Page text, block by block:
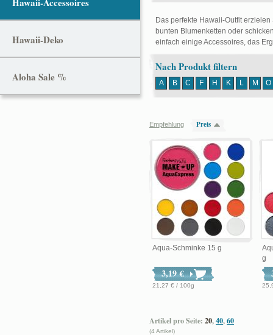
Das perfekte Hawaii-Outfit
bunten Blumenketten oder
einfach einige Accessoires, das
Nach Produkt filtern
A B C F H K L M O
Empfehlung Preis
Aqua-Schminke 15 g
3,19 €
21,27 € / 100g
g
Artikel pro Seite: 20,40,60
(4 Artikel)
Hawaii-Deko
Aloha Sale %